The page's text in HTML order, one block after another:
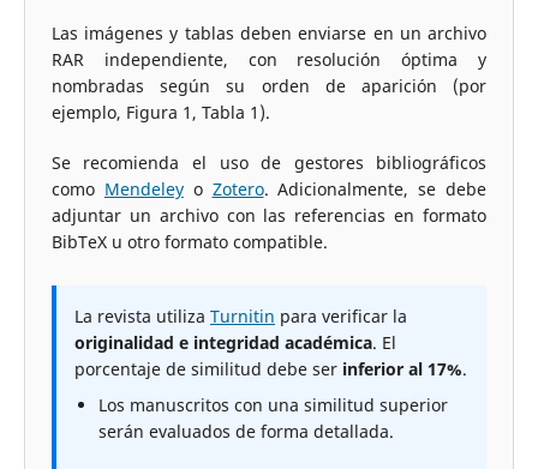
Las imágenes y tablas deben enviarse en un archivo
RAR independiente, con resolución óptima y
nombradas según su orden de aparición (por
ejemplo, Figura 1, Tabla 1).
Se recomienda el uso de gestores bibliográficos
como Mendeleyo Zotero. Adicionalmente, se debe
adjuntar un archivo con las referencias en formato
BibTeX u otro formato compatible.
La revista utiliza Turnitin para verificar la
originalidad e integridad académica. El
porcentaje de similitud debe ser inferior al 17%.
Los manuscritos con una similitud superior
serán evaluados de forma detallada.